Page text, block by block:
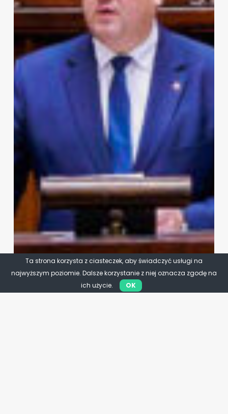
Ta strona korzysta z ciasteczek, aby świadczyć usługi na
najwyższym poziomie. Dalsze korzystanie z niej oznacza zgodę na
ich użycie.
OK